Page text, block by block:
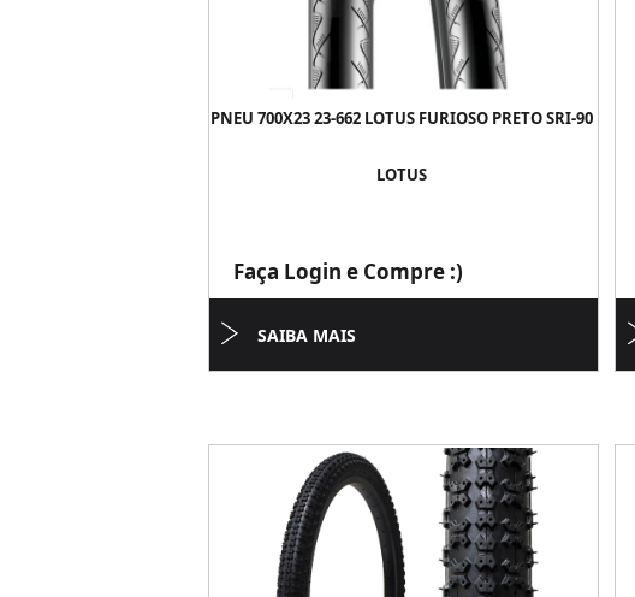
PNEU 700X23 23-662 LOTUS FURIOSO PRETO SRI-90
LOTUS
Faça Login e Compre :)
SAIBA MAIS